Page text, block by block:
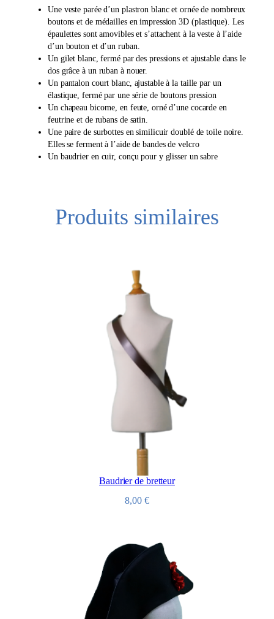
Une veste parée d’un plastron blanc et ornée de nombreux
boutons et de médailles en impression 3D (plastique). Les
épaulettes sont amovibles et s’attachent à la veste à l’aide
d’un bouton et d’un ruban.
Un gilet blanc, fermé par des pressions et ajustable dans le
dos grâce à un ruban à nouer.
Un pantalon court blanc, ajustable à la taille par un
élastique, fermé par une série de boutons pression
Un chapeau bicorne, en feute, orné d’une cocarde en
feutrine et de rubans de satin.
Une paire de surbottes en similicuir doublé de toile noire.
Elles se ferment à l’aide de bandes de velcro
Un baudrier en cuir, conçu pour y glisser un sabre
Produits similaires
Baudrier de bretteur
8,00 €